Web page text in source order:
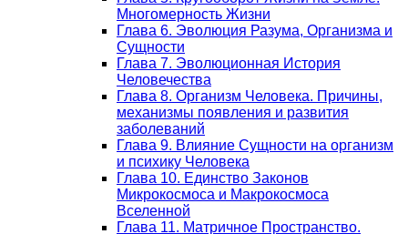
Многомерность Жизни
Глава 6. Эволюция Разума, Организма и
Сущности
Глава 7. Эволюционная История
Человечества
Глава 8. Организм Человека. Причины,
механизмы появления и развития
заболеваний
Глава 9. Влияние Сущности на организм
и психику Человека
Глава 10. Единство Законов
Микрокосмоса и Макрокосмоса
Вселенной
Глава 11. Матричное Пространство.